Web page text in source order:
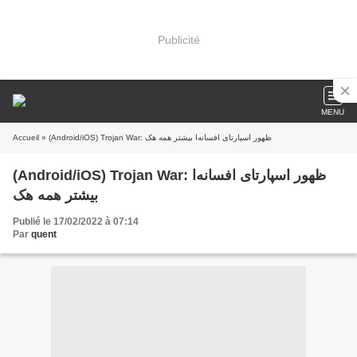
Publicité
MENU
Accueil » (Android/iOS) Trojan War: ظهور اسپارتای افسانه‌ا بیشتر همه هک
(Android/iOS) Trojan War: ظهور اسپارتای افسانه‌ا
بیشتر همه هک
Publié le 17/02/2022 à 07:14
Par quent